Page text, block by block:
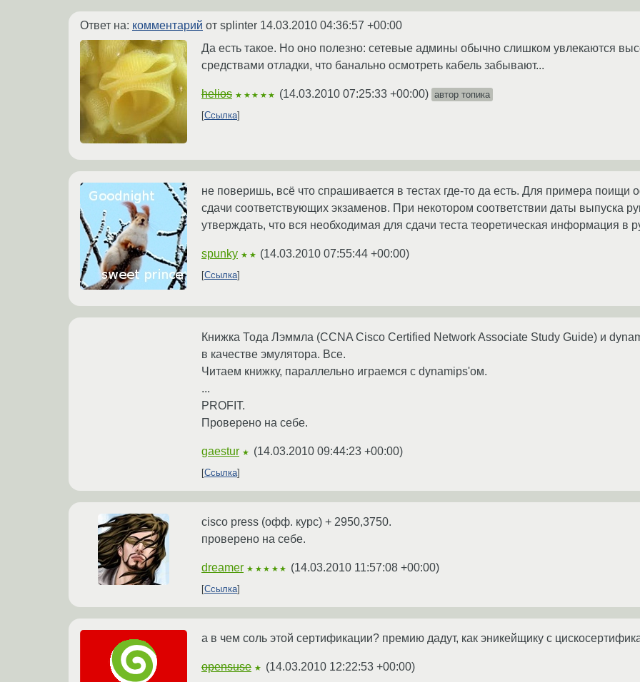
Ответ на: комментарий от splinter 14.03.2010 04:36:57 +00:00
Да есть такое. Но оно полезно: сетевые админы обычно слишком увлекаются
средствами отладки, что банально осмотреть кабель забывают...
helios ★★★★★ (14.03.2010 07:25:33 +00:00) автор топика
Ссылка
не поверишь, всё что спрашивается в тестах где-то да есть. Для примера поищи
сдачи соответствующих экзаменов. При некотором соответствии даты выпуска
утверждать, что вся необходимая для сдачи теста теоретическая информация в
spunky ★★ (14.03.2010 07:55:44 +00:00)
Ссылка
Книжка Тода Лэммла (CCNA Cisco Certified Network Associate Study Guide) и
в качестве эмулятора. Все.
Читаем книжку, параллельно играемся с dynamips'ом.
...
PROFIT.
Проверено на себе.
gaestur ★ (14.03.2010 09:44:23 +00:00)
Ссылка
cisco press (офф. курс) + 2950,3750.
проверено на себе.
dreamer ★★★★★ (14.03.2010 11:57:08 +00:00)
Ссылка
а в чем соль этой сертификации? премию дадут, как эникейщику с
opensuse ★ (14.03.2010 12:22:53 +00:00)